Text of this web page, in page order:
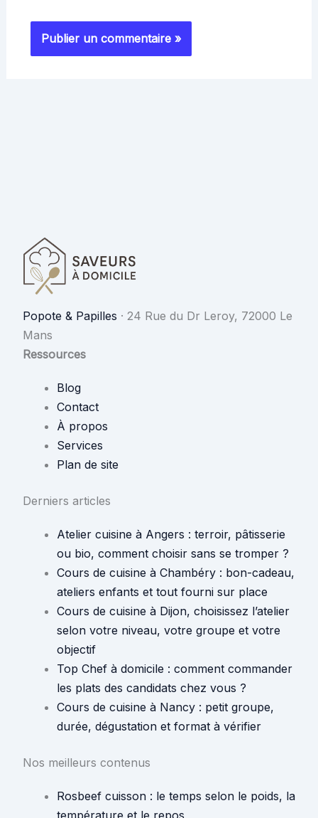
Popote & Papilles · 24 Rue du Dr Leroy, 72000 Le
Mans
Ressources
Blog
Contact
À propos
Services
Plan de site
Derniers articles
Atelier cuisine à Angers : terroir, pâtisserie
ou bio, comment choisir sans se tromper ?
Cours de cuisine à Chambéry : bon-cadeau,
ateliers enfants et tout fourni sur place
Cours de cuisine à Dijon, choisissez l’atelier
selon votre niveau, votre groupe et votre
objectif
Top Chef à domicile : comment commander
les plats des candidats chez vous ?
Cours de cuisine à Nancy : petit groupe,
durée, dégustation et format à vérifier
Nos meilleurs contenus
Rosbeef cuisson : le temps selon le poids, la
température et le repos